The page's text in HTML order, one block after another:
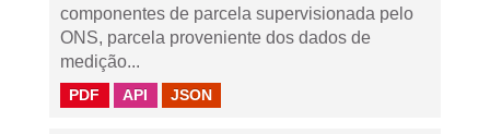
componentes de parcela supervisionada pelo
ONS, parcela proveniente dos dados de
medição...
PDF API JSON